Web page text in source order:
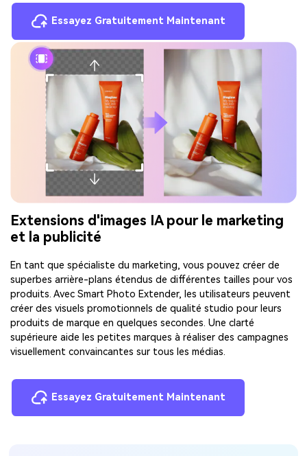
Essayez Gratuitement Maintenant
Extensions d'images IA pour le marketing
et la publicité
En tant que spécialiste du marketing, vous pouvez créer de
superbes arrière-plans étendus de différentes tailles pour vos
produits. Avec Smart Photo Extender, les utilisateurs peuvent
créer des visuels promotionnels de qualité studio pour leurs
produits de marque en quelques secondes. Une clarté
supérieure aide les petites marques à réaliser des campagnes
visuellement convaincantes sur tous les médias.
Essayez Gratuitement Maintenant